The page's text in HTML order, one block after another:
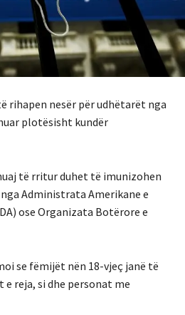
rihapen nesër për udhëtarët nga
plotësisht kundër
të rritur duhet të imunizohen
Administrata Amerikane e
ose Organizata Botërore e
se fëmijët nën 18-vjeç janë të
reja, si dhe personat me